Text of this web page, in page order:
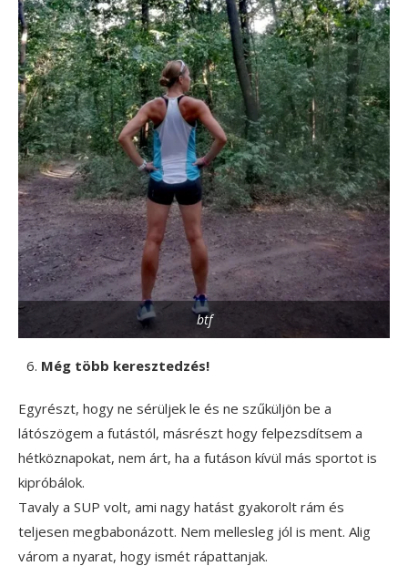
btf
Még több keresztedzés!
Egyrészt, hogy ne sérüljek le és ne szűküljön be a
látószögem a futástól, másrészt hogy felpezsdítsem a
hétköznapokat, nem árt, ha a futáson kívül más sportot is
kipróbálok.
Tavaly a SUP volt, ami nagy hatást gyakorolt rám és
teljesen megbabonázott. Nem mellesleg jól is ment. Alig
várom a nyarat, hogy ismét rápattanjak.